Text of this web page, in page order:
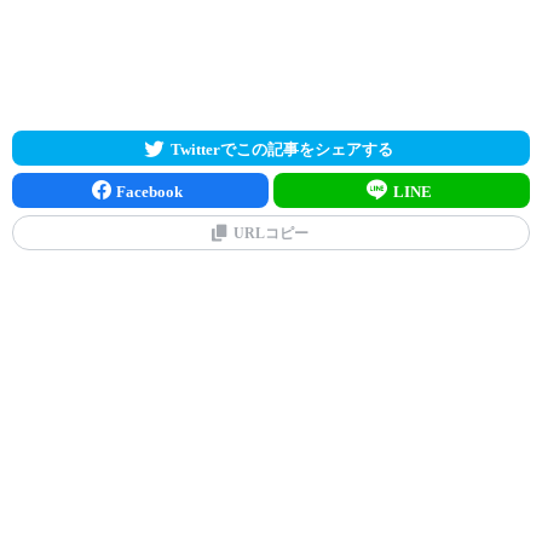
Twitterでこの記事をシェアする
Facebook LINE
URLコピー